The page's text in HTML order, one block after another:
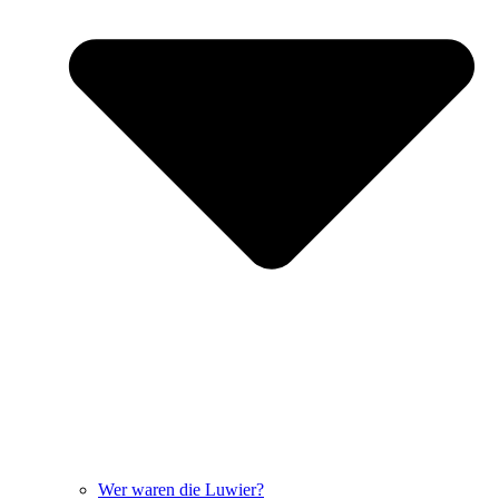
Wer waren die Luwier?